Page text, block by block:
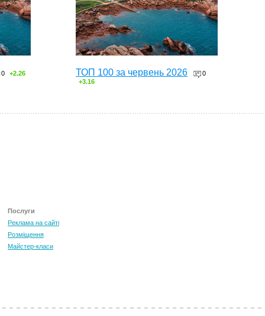
0 +2.26 ТОП 100 за червень 2026
0
+3.16
Послуги
Реклама на сайті
Розміщення
Майстер-класи